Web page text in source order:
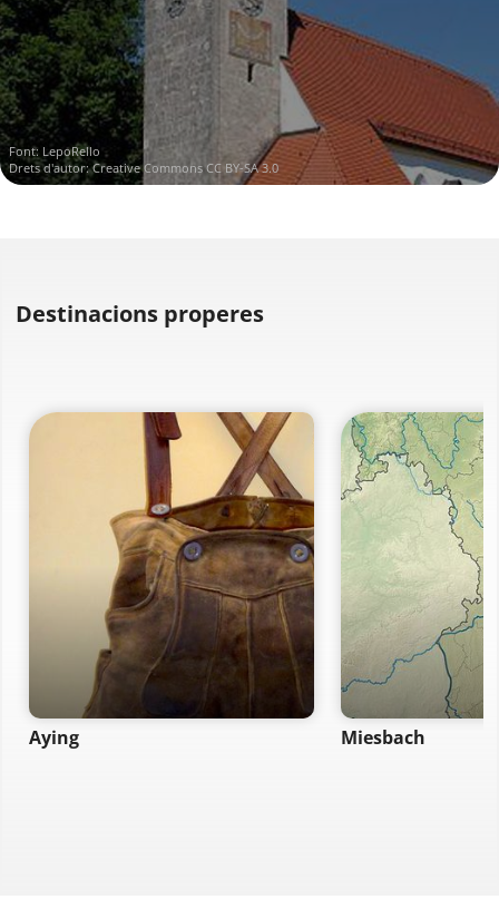
Font: LepoRello
Drets d'autor:Creative Commons CC BY-SA 3.0
Destinacions properes
Aying Miesbach